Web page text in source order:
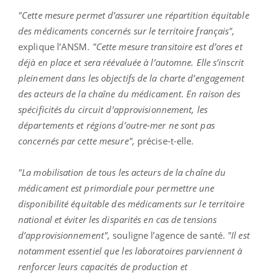
"Cette mesure permet d’assurer une répartition équitable
des médicaments concernés sur le territoire français",
explique l’ANSM. "Cette mesure transitoire est d’ores et
déjà en place et sera réévaluée à l’automne. Elle s’inscrit
pleinement dans les objectifs de la charte d’engagement
des acteurs de la chaîne du médicament. En raison des
spécificités du circuit d’approvisionnement, les
départements et régions d’outre-mer ne sont pas
concernés par cette mesure", précise-t-elle.
"La mobilisation de tous les acteurs de la chaîne du
médicament est primordiale pour permettre une
disponibilité équitable des médicaments sur le territoire
national et éviter les disparités en cas de tensions
d’approvisionnement", souligne l’agence de santé. "Il est
notamment essentiel que les laboratoires parviennent à
renforcer leurs capacités de production et